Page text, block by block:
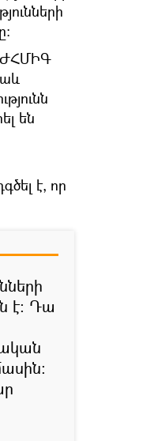
ԺՀՄԻԳ
են
է, որ
է։ Դա